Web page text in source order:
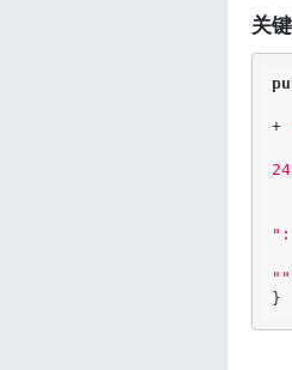
关
+
""
}